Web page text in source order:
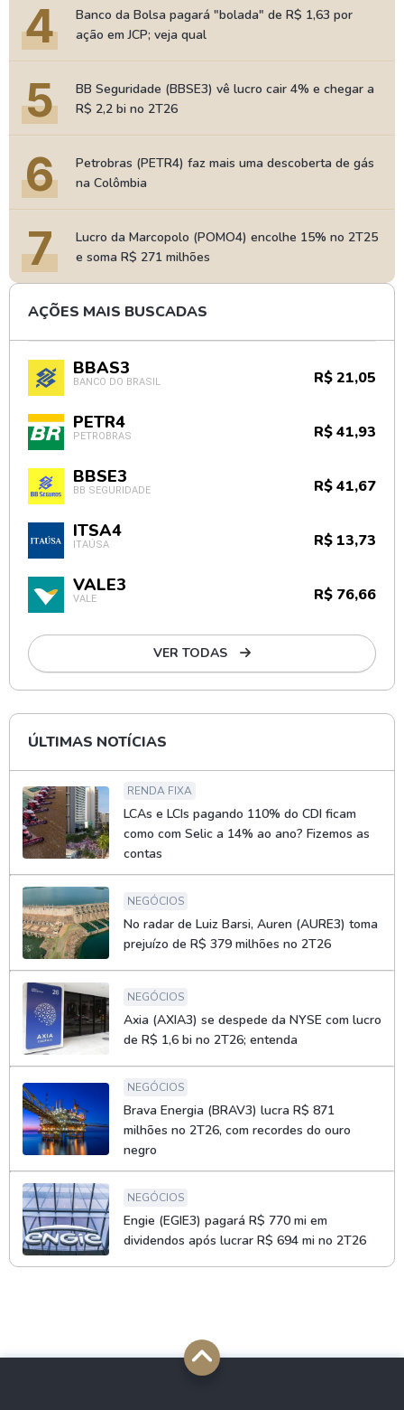
4
Banco da Bolsa pagará "bolada" de R$ 1,63 por
ação em JCP; veja qual
5
BB Seguridade (BBSE3) vê lucro cair 4% e chegar a
R$ 2,2 bi no 2T26
6
Petrobras (PETR4) faz mais uma descoberta de gás
na Colômbia
7
Lucro da Marcopolo (POMO4) encolhe 15% no 2T25
e soma R$ 271 milhões
AÇÕES MAIS BUSCADAS
BBAS3
BANCO DO BRASIL R$ 21,05
PETR4
PETROBRAS R$ 41,93
BBSE3
BB SEGURIDADE R$ 41,67
ITSA4
ITAÚSA R$ 13,73
VALE3
VALE R$ 76,66
VER TODAS
ÚLTIMAS NOTÍCIAS
RENDA FIXA
LCAs e LCIs pagando 110% do CDI ficam
como com Selic a 14% ao ano? Fizemos as
contas
NEGÓCIOS
No radar de Luiz Barsi, Auren (AURE3) toma
prejuízo de R$ 379 milhões no 2T26
NEGÓCIOS
Axia (AXIA3) se despede da NYSE com lucro
de R$ 1,6 bi no 2T26; entenda
NEGÓCIOS
Brava Energia (BRAV3) lucra R$ 871
milhões no 2T26, com recordes do ouro
negro
NEGÓCIOS
Engie (EGIE3) pagará R$ 770 mi em
dividendos após lucrar R$ 694 mi no 2T26